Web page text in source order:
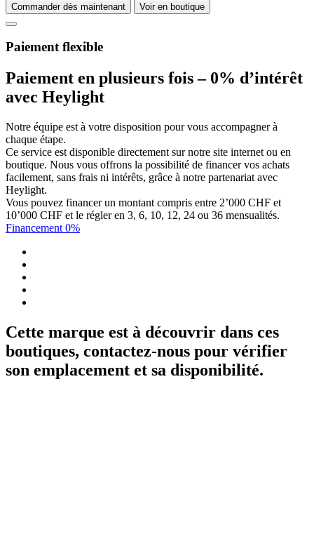
Commander dès maintenant Voir en boutique
Paiement flexible
Paiement en plusieurs fois – 0% d’intérêt
avec Heylight
Notre équipe est à votre disposition pour vous accompagner à
chaque étape.
Ce service est disponible directement sur notre site internet ou en
boutique. Nous vous offrons la possibilité de financer vos achats
facilement, sans frais ni intérêts, grâce à notre partenariat avec
Heylight.
Vous pouvez financer un montant compris entre 2’000 CHF et
10’000 CHF et le régler en 3, 6, 10, 12, 24 ou 36 mensualités.
Financement 0%
Cette marque est à découvrir dans ces
boutiques, contactez-nous pour vérifier
son emplacement et sa disponibilité.